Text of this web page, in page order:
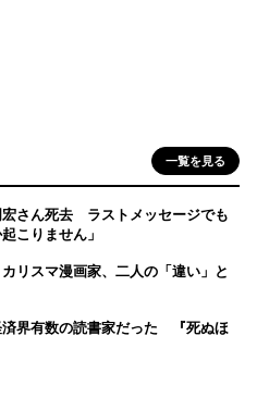
一覧を見る
さん死去 ラストメッセージでも
こりません」
リスマ漫画家、二人の「違い」と
界有数の読書家だった 『死ぬほ